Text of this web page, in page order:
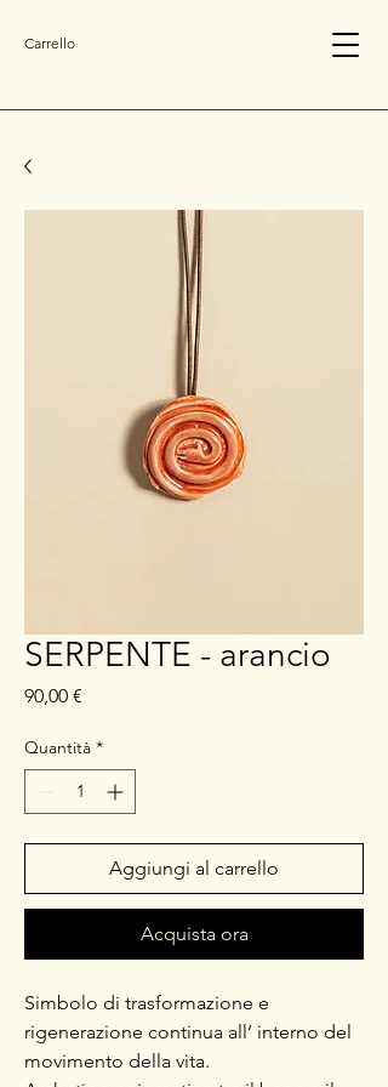
Carrello
SERPENTE - arancio
90,00 €
Quantità *
Aggiungi al carrello
Acquista ora
Simbolo di trasformazione e
rigenerazione continua all’ interno del
movimento della vita.